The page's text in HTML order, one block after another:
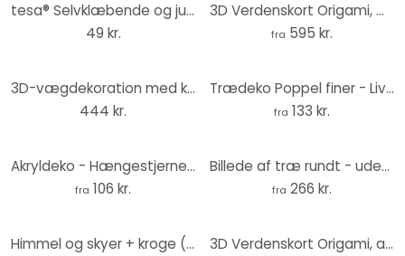
tesa® Selvklæbende og justérbar Tapet & Gips, 2x1kg
49 kr.
3D Verdenskort Origami, mahognitræ
fra 595 kr.
3D-vægdekoration med kyssende mund - 40x23 cm
444 kr.
Trædeko Poppel finer - Livets blomst
fra 133 kr.
Akryldeko - Hængestjerne 01
fra 106 kr.
Billede af træ rundt - uden tryk (sæt med 3)
fra 266 kr.
Himmel og skyer + kroge (incl. 5 kroge) wallsticker 3D Verdenskort Origami, akrylglas